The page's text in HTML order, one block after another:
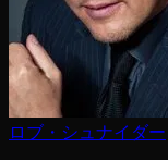
ロブ・シュナイダー